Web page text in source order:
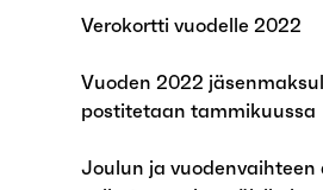
Verokortti vuodelle 2022
Vuoden 2022
postitetaan tammikuussa
Joulun ja vuodenvaihteen